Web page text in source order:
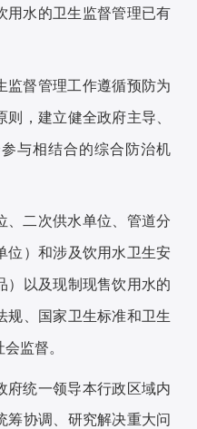
用水的卫生监督管理已有
督管理工作遵循预防为
，建立健全政府主导、
与相结合的综合防治机
二次供水单位、管道分
位）和涉及饮用水卫生安
）以及现制现售饮用水的
规、国家卫生标准和卫生
监督。
统一领导本行政区域内
筹协调、研究解决重大问